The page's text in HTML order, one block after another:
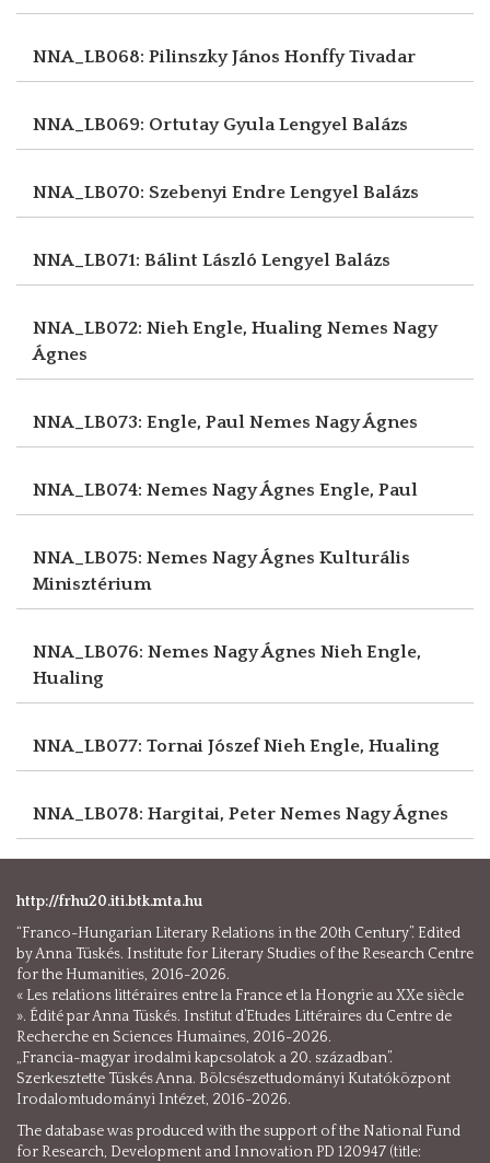
NNA_LB068: Pilinszky János Honffy Tivadar
NNA_LB069: Ortutay GyulaLengyel Balázs
NNA_LB070: Szebenyi Endre Lengyel Balázs
NNA_LB071: Bálint László Lengyel Balázs
NNA_LB072: Nieh Engle, Hualing Nemes Nagy
Ágnes
NNA_LB073: Engle, Paul Nemes Nagy Ágnes
NNA_LB074: Nemes Nagy Ágnes Engle, Paul
NNA_LB075: Nemes Nagy Ágnes Kulturális
Minisztérium
NNA_LB076: Nemes Nagy Ágnes Nieh Engle,
Hualing
NNA_LB077: Tornai JószefNieh Engle, Hualing
NNA_LB078: Hargitai, Peter Nemes Nagy Ágnes
http://frhu20.iti.btk.mta.hu
“Franco-Hungarian Literary Relations in the 20th Century”. Edited
by Anna Tüskés. Institute for Literary Studies of the Research Centre
for the Humanities, 2016-2026.
« Les relations littéraires entre la France et la Hongrie au XXe siècle
». Édité par Anna Tüskés. Institut d’Etudes Littéraires du Centre de
Recherche en Sciences Humaines, 2016-2026.
„Francia-magyar irodalmi kapcsolatok a 20. században”.
Szerkesztette Tüskés Anna. Bölcsészettudományi Kutatóközpont
Irodalomtudományi Intézet, 2016-2026.
The database was produced with the support of the National Fund
for Research, Development and Innovation PD 120947 (title: